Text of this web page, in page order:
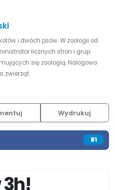
i dwóch psów. W zoologii od
licznych stron i grup
się zoologią. Nałogowo
zwierząt.
Wydrukuj
81